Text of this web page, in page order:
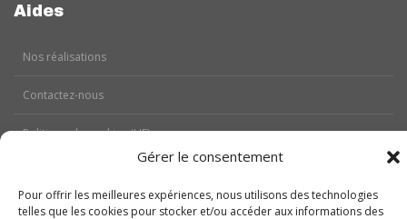
Gérer le consentement
Pour offrir les meilleures expériences, nous utilisons des technologies
telles que les cookies pour stocker et/ou accéder aux informations des
Aides
Nos réalisations
Contactez-nous
Politique de cookies (UE)